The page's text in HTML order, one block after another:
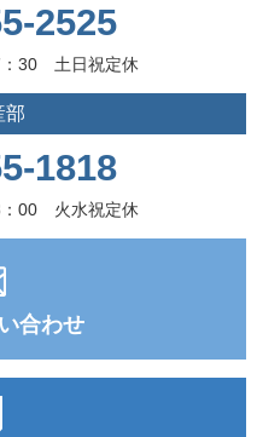
2525
：30 土日祝定休
部
1818
：00 火水祝定休
合わせ